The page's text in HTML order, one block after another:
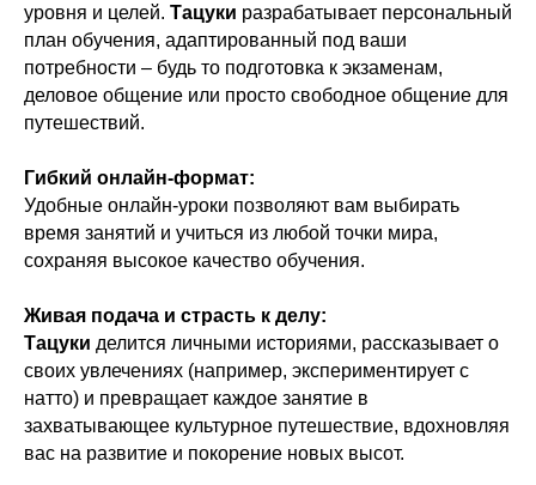
уровня и целей. Тацуки разрабатывает персональный
план обучения, адаптированный под ваши
потребности – будь то подготовка к экзаменам,
деловое общение или просто свободное общение для
путешествий.
Гибкий онлайн-формат:
Удобные онлайн-уроки позволяют вам выбирать
время занятий и учиться из любой точки мира,
сохраняя высокое качество обучения.
Живая подача и страсть к делу:
Тацуки делится личными историями, рассказывает о
своих увлечениях (например, экспериментирует с
натто) и превращает каждое занятие в
захватывающее культурное путешествие, вдохновляя
вас на развитие и покорение новых высот.